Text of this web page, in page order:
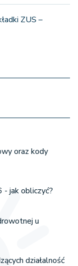
ZUS –
oraz kody
jak obliczyć?
u
działalność